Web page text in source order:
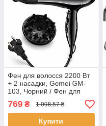
Фен для волосся 2200 Вт
+ 2 насадки, Gemei GM-
103, Чорний / Фен для
сушіння волосся / Фен з
дифузором
769 ₴ 1 098,57 ₴
Купити